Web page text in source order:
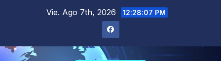
Vie. Ago 7th, 2026 12:28:07 PM